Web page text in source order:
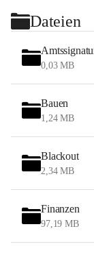
Dateien
0,03 MB
Bauen
1,24 MB
Blackout
2,34 MB
Finanzen
97,19 MB